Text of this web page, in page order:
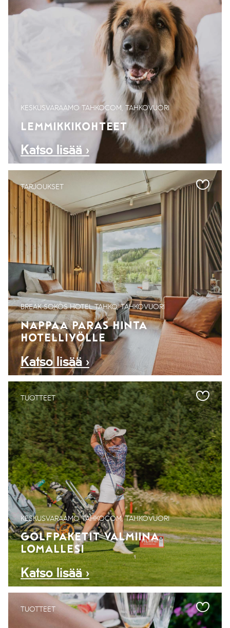
KESKUSVARAAMO TAHKOCOM, TAHKOVUORI
LEMMIKKIKOHTEET
Katso lisää ›
TARJOUKSET
BREAK SOKOS HOTEL TAHKO, TAHKOVUORI
NAPPAA PARAS HINTA
HOTELLIYÖLLE
Katso lisää ›
TUOTTEET
KESKUSVARAAMO TAHKOCOM, TAHKOVUORI
GOLFPAKETIT VALMIINA
LOMALLESI
Katso lisää ›
TUOTTEET